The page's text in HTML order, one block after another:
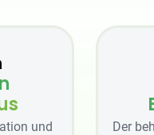
und
Der